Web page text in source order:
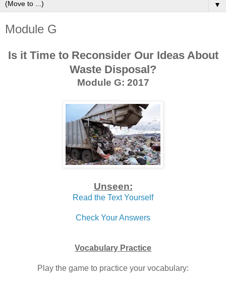
▼
Module G
Is it Time to Reconsider Our Ideas About
Waste Disposal?
Module G: 2017
Unseen:
Read the Text Yourself
Check Your Answers
Vocabulary Practice
Play the game to practice your vocabulary: